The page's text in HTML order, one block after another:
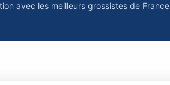
avec les meilleurs grossistes de France